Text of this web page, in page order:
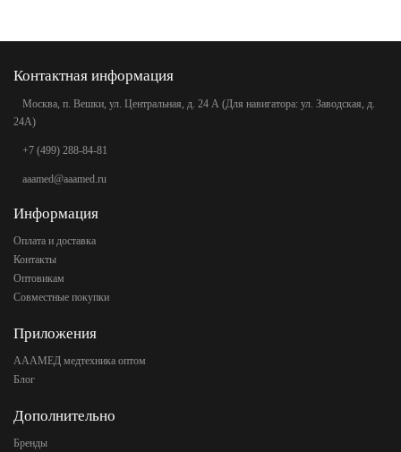
Контактная информация
Москва, п. Вешки, ул. Центральная, д. 24 А (Для навигатора: ул. Заводская, д.
24А)
+7 (499) 288-84-81
aaamed@aaamed.ru
Информация
Оплата и доставка
Контакты
Оптовикам
Совместные покупки
Приложения
АААМЕД медтехника оптом
Блог
Дополнительно
Бренды